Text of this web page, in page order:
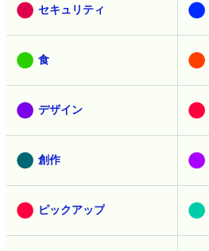
セキュリティ
食
デザイン
創作
ピックアップ